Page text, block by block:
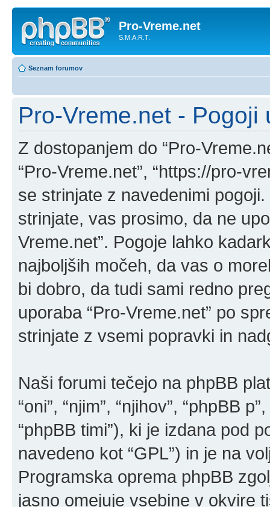
Pro-Vreme.net
S.M.A.R.T.
Seznam forumov
Pro-Vreme.net - Pogoji
Z dostopanjem do “Pro-
“Pro-Vreme.net”, “https://pro-
se strinjate z navedenimi
strinjate, vas prosimo, da ne
Vreme.net”. Pogoje lahko
najboljših močeh, da vas o
bi dobro, da tudi sami redno
uporaba “Pro-Vreme.net” po
strinjate z vsemi popravki in
Naši forumi tečejo na phpBB
“oni”, “njim”, “njihov”, “phpBB
“phpBB timi”), ki je izdana pod
navedeno kot “GPL”) in je na
Programska oprema phpBB
jasno omejuje vsebine v okvire